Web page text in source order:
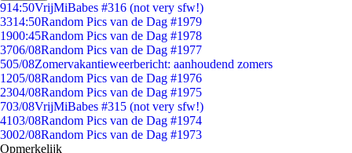
914:50VrijMiBabes #316 (not very sfw!)
3314:50Random Pics van de Dag #1979
1900:45Random Pics van de Dag #1978
3706/08Random Pics van de Dag #1977
505/08Zomervakantieweerbericht: aanhoudend zomers
1205/08Random Pics van de Dag #1976
2304/08Random Pics van de Dag #1975
703/08VrijMiBabes #315 (not very sfw!)
4103/08Random Pics van de Dag #1974
3002/08Random Pics van de Dag #1973
Opmerkelijk